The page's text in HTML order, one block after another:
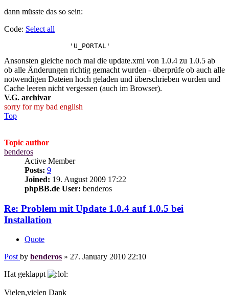
dann müsste das so sein:
Code: Select all
Ansonsten gleiche noch mal die update.xml von 1.0.4 zu 1.0.5 ab
ob alle Änderungen richtig gemacht wurden - überprüfe ob auch alle
notwendigen Dateien hoch geladen und überschrieben wurden und
Cache leeren nicht vergessen (auch im Browser).
V.G. archivar
sorry for my bad english
Top
Topic author
benderos
Active Member
Posts: 9
Joined: 19. August 2009 17:22
phpBB.de User: benderos
Re: Problem mit Update 1.0.4 auf 1.0.5 bei
Installation
Quote
Post by benderos » 27. January 2010 22:10
Hat geklappt
Vielen,vielen Dank